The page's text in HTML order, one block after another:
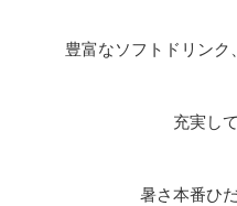
豊富なソフトドリン
充実し
暑さ本番ひ